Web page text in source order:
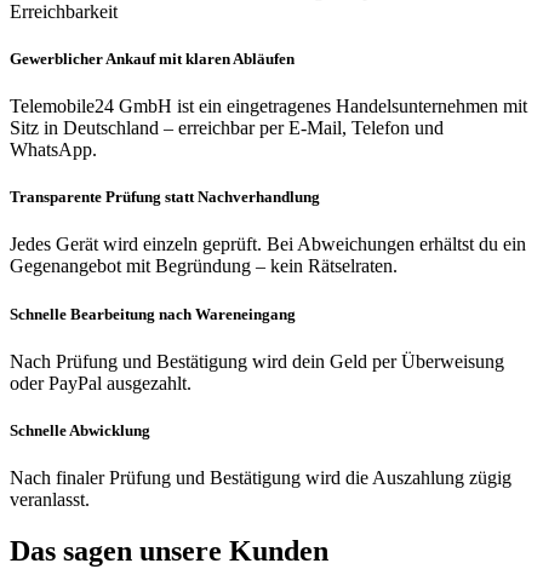
Erreichbarkeit
Gewerblicher Ankauf mit klaren Abläufen
Telemobile24 GmbH ist ein eingetragenes Handelsunternehmen mit
Sitz in Deutschland – erreichbar per E-Mail, Telefon und
WhatsApp.
Transparente Prüfung statt Nachverhandlung
Jedes Gerät wird einzeln geprüft. Bei Abweichungen erhältst du ein
Gegenangebot mit Begründung – kein Rätselraten.
Schnelle Bearbeitung nach Wareneingang
Nach Prüfung und Bestätigung wird dein Geld per Überweisung
oder PayPal ausgezahlt.
Schnelle Abwicklung
Nach finaler Prüfung und Bestätigung wird die Auszahlung zügig
veranlasst.
Das sagen unsere Kunden